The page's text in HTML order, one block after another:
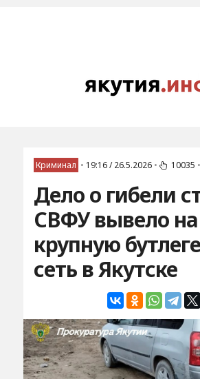
Криминал • 19:16 / 26.5.2026 • 10035 •
Дело о гибели
СВФУ вывело на
крупную
сеть в Якутске